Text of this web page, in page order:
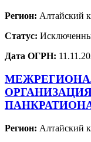
Регион: Алтайский
Статус:
Дата ОГРН:
Регион: Алтайский